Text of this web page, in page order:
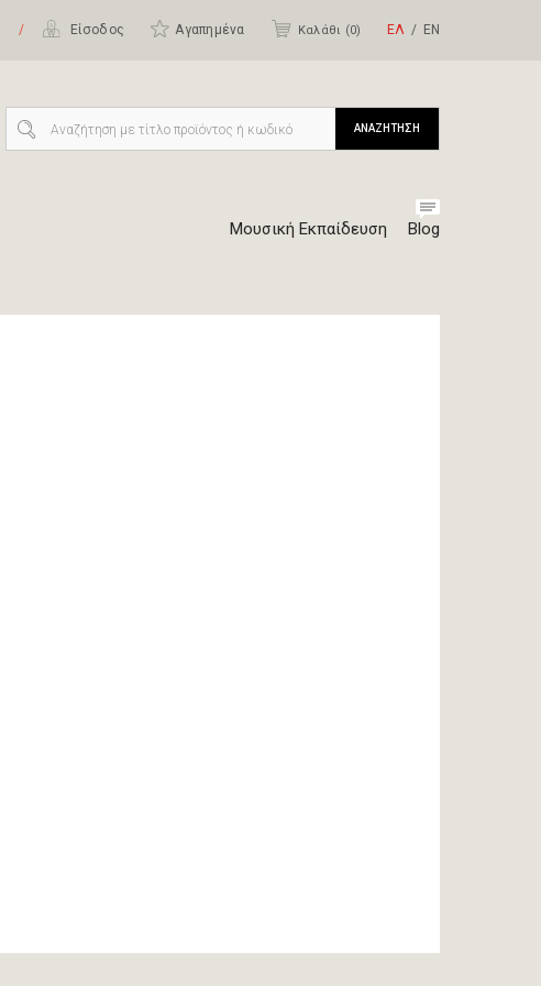
/ Είσοδος Αγαπημένα Καλάθι (0) ΕΛ ΕΝ
Μουσική Εκπαίδευση Blog
ΑΝΑΖΗΤΗΣΗ